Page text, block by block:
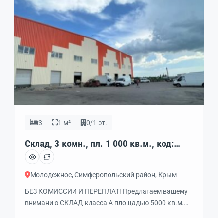
отделка: обезпыленные полы, потолок со […]
3 1 м² 0/1 эт.
Склад, 3 комн., пл. 1 000 кв.м., код:
456997
Молодежное, Симферопольский район, Крым
БЕЗ КОМИССИИ И ПЕРЕПЛАТ! Предлагаем вашему
вниманию СКЛАД класса А площадью 5000 кв.м.